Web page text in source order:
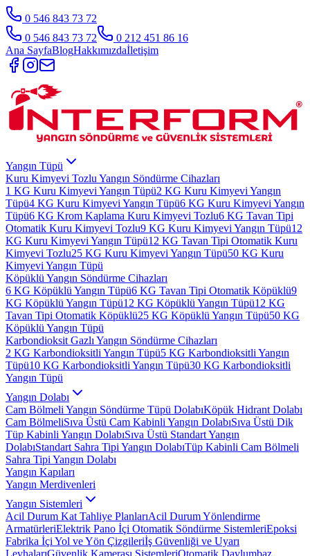
0 546 843 73 72
0 546 843 73 72
0 212 451 86 16
Ana SayfaBlogHakkımızdaİletişim
Yangın Tüpü
Kuru Kimyevi Tozlu Yangın Söndürme Cihazları
1 KG Kuru Kimyevi Yangın Tüpü2 KG Kuru Kimyevi Yangın
Tüpü4 KG Kuru Kimyevi Yangın Tüpü6 KG Kuru Kimyevi Yangın
Tüpü6 KG Krom Kaplama Kuru Kimyevi Tozlu6 KG Tavan Tipi
Otomatik Kuru Kimyevi Tozlu9 KG Kuru Kimyevi Yangın Tüpü12
KG Kuru Kimyevi Yangın Tüpü12 KG Tavan Tipi Otomatik Kuru
Kimyevi Tozlu25 KG Kuru Kimyevi Yangın Tüpü50 KG Kuru
Kimyevi Yangın Tüpü
Köpüklü Yangın Söndürme Cihazları
6 KG Köpüklü Yangın Tüpü6 KG Tavan Tipi Otomatik Köpüklü9
KG Köpüklü Yangın Tüpü12 KG Köpüklü Yangın Tüpü12 KG
Tavan Tipi Otomatik Köpüklü25 KG Köpüklü Yangın Tüpü50 KG
Köpüklü Yangın Tüpü
Karbondioksit Gazlı Yangın Söndürme Cihazları
2 KG Karbondioksitli Yangın Tüpü5 KG Karbondioksitli Yangın
Tüpü10 KG Karbondioksitli Yangın Tüpü30 KG Karbondioksitli
Yangın Tüpü
Yangın Dolabı
Cam Bölmeli Yangın Söndürme Tüpü DolabıKöpük Hidrant Dolabı
Cam BölmeliSıva Üstü Cam Kabinli Yangın DolabıSıva Üstü Dik
Tüp Kabinli Yangın DolabıSıva Üstü Standart Yangın
DolabıStandart Sahra Tipi Yangın DolabıTüp Kabinli Cam Bölmeli
Sahra Tipi Yangın Dolabı
Yangın Kapıları
Yangın Merdivenleri
Yangın Sistemleri
Acil Durum Kat Tahliye PlanlarıAcil Durum Yönlendirme
ArmatürleriElektrik Pano İçi Otomatik Söndürme SistemleriEpoksi
Fabrika İçi Yol ve Yön Çizgileriİş Güvenliği ve Uyarı
LevhalarıGüvenlik Kamerası SistemleriOtomatik Davlumbaz